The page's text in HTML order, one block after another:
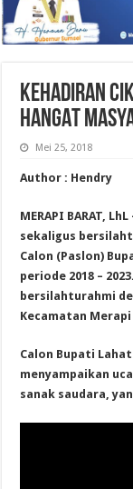
KEHADIRAN
HANGAT
Mei 25, 2018
Author : Hendry
MERAPI BARAT,
sekaligus
Calon (Paslon)
periode 2018 –
bersilahturahmi
Kecamatan Merapi
Calon Bupati
menyampaikan
sanak saudara,